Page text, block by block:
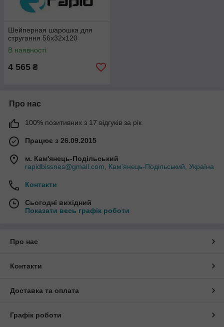
Шейперная шарошка для
стругання 56х32х120
В наявності
4 565 ₴
Про нас
100% позитивних з 17 відгуків за рік
Працює з 26.09.2015
м. Кам'янець-Подільський
rapidbissnes@gmail.com, Кам'янець-Подільський, Україна
Контакти
Сьогодні вихідний
Показати весь графік роботи
Про нас
Контакти
Доставка та оплата
Графік роботи